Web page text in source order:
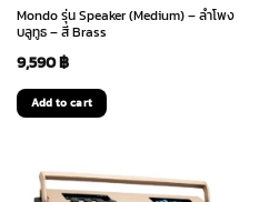
Mondo รุ่น Speaker (Medium) – ลำโพง
บลูทูธ – สี Brass
9,590฿
Add to cart